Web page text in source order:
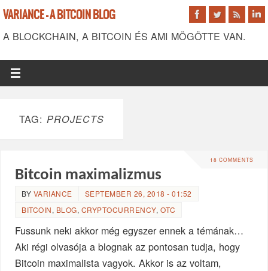
VARIANCE - A BITCOIN BLOG
A BLOCKCHAIN, A BITCOIN ÉS AMI MÖGÖTTE VAN.
TAG: PROJECTS
18 COMMENTS
Bitcoin maximalizmus
BY VARIANCE
SEPTEMBER 26, 2018 - 01:52
BITCOIN, BLOG, CRYPTOCURRENCY, OTC
Fussunk neki akkor még egyszer ennek a témának…
Aki régi olvasója a blognak az pontosan tudja, hogy
Bitcoin maximalista vagyok. Akkor is az voltam,